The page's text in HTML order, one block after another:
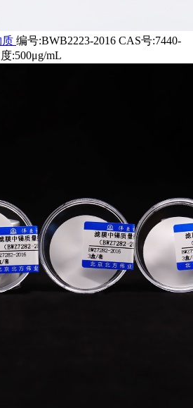
质 编号:BWB2223-2016 CAS号:7440-
:500μg/mL